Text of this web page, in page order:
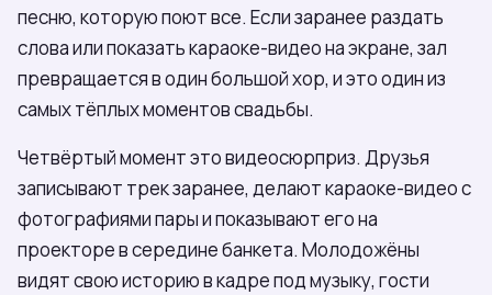
песню, которую поют все. Если заранее раздать
слова или показать караоке-видео на экране, зал
превращается в один большой хор, и это один из
самых тёплых моментов свадьбы.
Четвёртый момент это видеосюрприз. Друзья
записывают трек заранее, делают караоке-видео с
фотографиями пары и показывают его на
проекторе в середине банкета. Молодожёны
видят свою историю в кадре под музыку, гости